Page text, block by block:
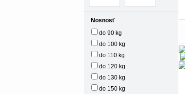
Nosnosť
do 90 kg
do 100 kg
do 110 kg
do 120 kg
do 130 kg
do 150 kg